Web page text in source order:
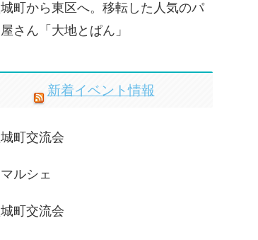
町から東区へ。移転した人気のパ
さん「大地とぱん」
新着イベント情報
町交流会
ルシェ
町交流会